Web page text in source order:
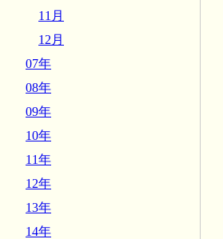
11月
12月
07年
08年
09年
10年
11年
12年
13年
14年